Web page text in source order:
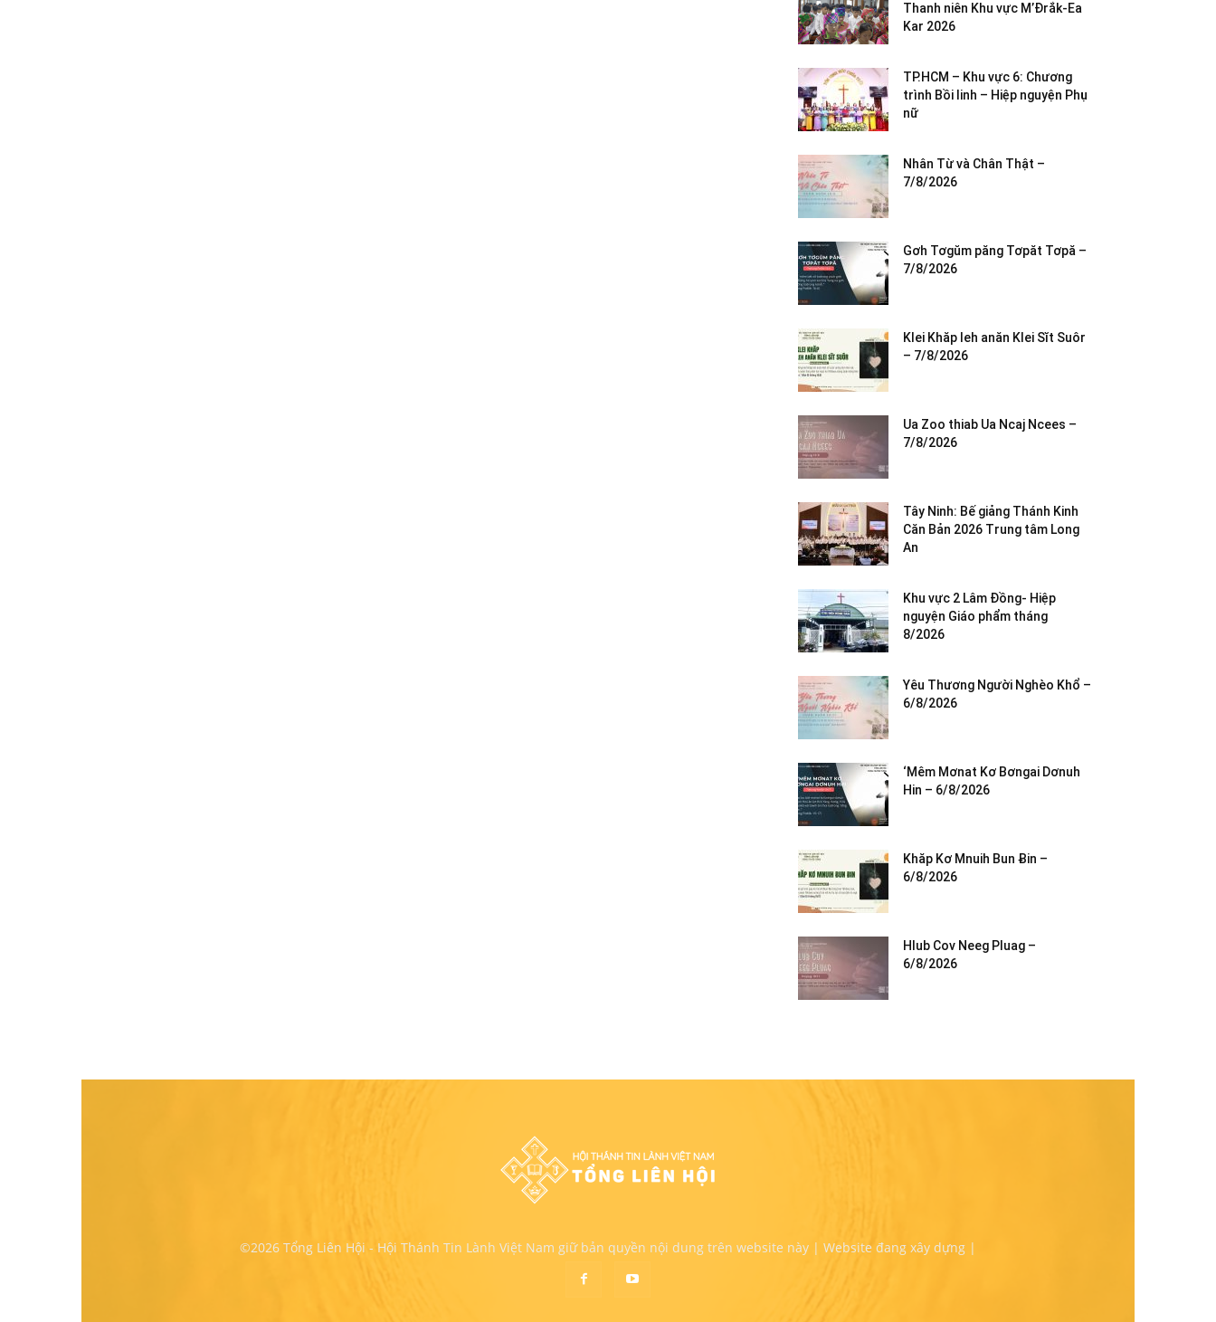
Thanh niên Khu vực M’Đrắk-Ea
Kar 2026
TP.HCM – Khu vực 6: Chương
trình Bồi linh – Hiệp nguyện Phụ
nữ
Nhân Từ và Chân Thật –
7/8/2026
Gơh Tơgŭm păng Tơpăt Tơpă –
7/8/2026
Klei Khăp leh anăn Klei Sĭt Suôr
– 7/8/2026
Ua Zoo thiab Ua Ncaj Ncees –
7/8/2026
Tây Ninh: Bế giảng Thánh Kinh
Căn Bản 2026 Trung tâm Long
An
Khu vực 2 Lâm Đồng- Hiệp
nguyện Giáo phẩm tháng
8/2026
Yêu Thương Người Nghèo Khổ –
6/8/2026
‘Mêm Mơnat Kơ Bơngai Dơnuh
Hin – 6/8/2026
Khăp Kơ Mnuih Bun Ƀin –
6/8/2026
Hlub Cov Neeg Pluag –
6/8/2026
©2026 Tổng Liên Hội - Hội Thánh Tin Lành Việt Nam giữ bản quyền nội dung trên website này | Website đang xây dựng |